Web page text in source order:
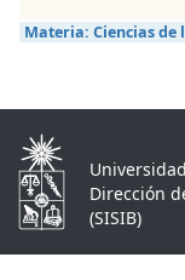
Materia: Ciencias
Dirección
(SISIB)